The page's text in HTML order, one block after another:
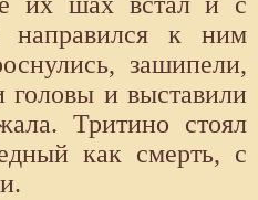
направился к ним
зашипели,
головы и выставили
Тритино стоял
как смерть, с